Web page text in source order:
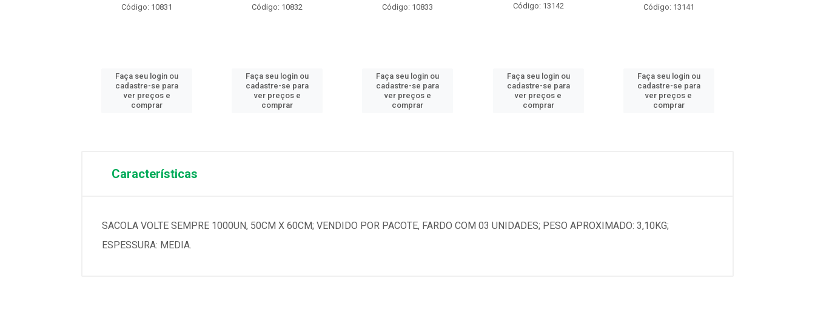
Código: 10831
Faça seu login ou
cadastre-se para
ver preços e
comprar
Código: 10832
Faça seu login ou
cadastre-se para
ver preços e
comprar
Código: 10833
Faça seu login ou
cadastre-se para
ver preços e
comprar
Código: 13142
Faça seu login ou
cadastre-se para
ver preços e
comprar
Código: 13141
Faça seu login ou
cadastre-se para
ver preços e
comprar
Características
SACOLA VOLTE SEMPRE 1000UN, 50CM X 60CM; VENDIDO POR PACOTE, FARDO COM 03 UNIDADES; PESO APROXIMADO: 3,10KG;
ESPESSURA: MEDIA.